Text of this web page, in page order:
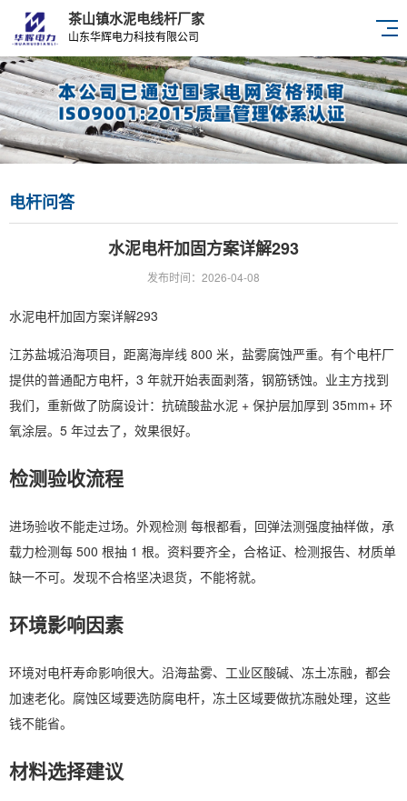
茶山镇水泥电线杆厂家
山东华辉电力科技有限公司
电杆问答
水泥电杆加固方案详解293
发布时间：2026-04-08
水泥电杆加固方案详解293
江苏盐城沿海项目，距离海岸线 800 米，盐雾腐蚀严重。有个电杆厂
提供的普通配方电杆，3 年就开始表面剥落，钢筋锈蚀。业主方找到
我们，重新做了防腐设计：抗硫酸盐水泥 + 保护层加厚到 35mm+ 环
氧涂层。5 年过去了，效果很好。
检测验收流程
进场验收不能走过场。外观检测 每根都看，回弹法测强度抽样做，承
载力检测每 500 根抽 1 根。资料要齐全，合格证、检测报告、材质单
缺一不可。发现不合格坚决退货，不能将就。
环境影响因素
环境对电杆寿命影响很大。沿海盐雾、工业区酸碱、冻土冻融，都会
加速老化。腐蚀区域要选防腐电杆，冻土区域要做抗冻融处理，这些
钱不能省。
材料选择建议